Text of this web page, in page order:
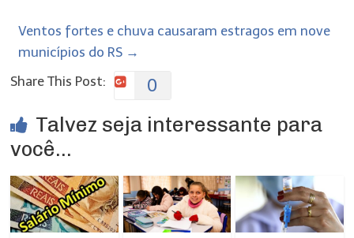
Ventos fortes e chuva causaram estragos em nove
municípios do RS →
Share This Post:
0
Talvez seja interessante para
você...